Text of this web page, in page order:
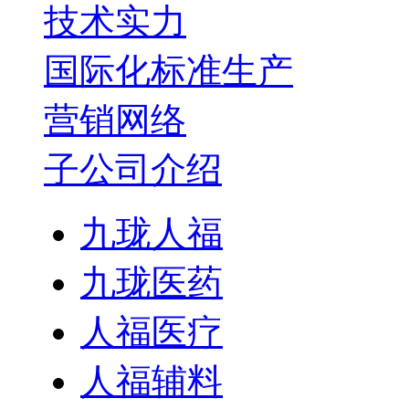
技术实力
国际化标准生产
营销网络
子公司介绍
九珑人福
九珑医药
人福医疗
人福辅料